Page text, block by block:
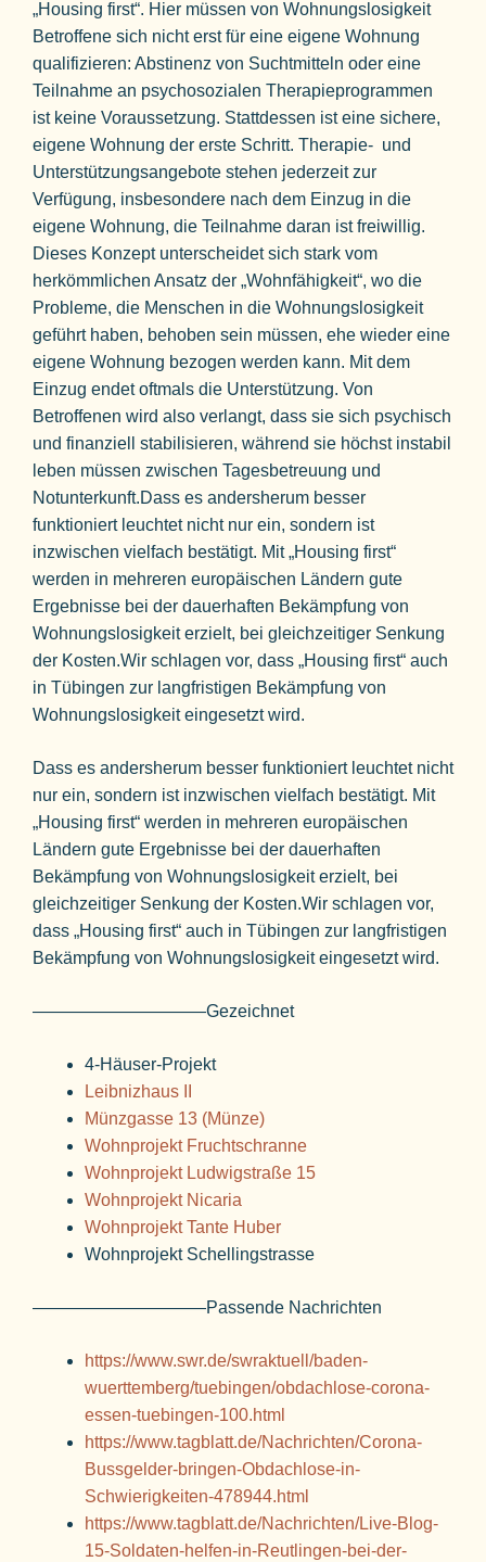
„Housing first“. Hier müssen von Wohnungslosigkeit
Betroffene sich nicht erst für eine eigene Wohnung
qualifizieren: Abstinenz von Suchtmitteln oder eine
Teilnahme an psychosozialen Therapieprogrammen
ist keine Voraussetzung. Stattdessen ist eine sichere,
eigene Wohnung der erste Schritt. Therapie- und
Unterstützungsangebote stehen jederzeit zur
Verfügung, insbesondere nach dem Einzug in die
eigene Wohnung, die Teilnahme daran ist freiwillig.
Dieses Konzept unterscheidet sich stark vom
herkömmlichen Ansatz der „Wohnfähigkeit“, wo die
Probleme, die Menschen in die Wohnungslosigkeit
geführt haben, behoben sein müssen, ehe wieder eine
eigene Wohnung bezogen werden kann. Mit dem
Einzug endet oftmals die Unterstützung. Von
Betroffenen wird also verlangt, dass sie sich psychisch
und finanziell stabilisieren, während sie höchst instabil
leben müssen zwischen Tagesbetreuung und
Notunterkunft.Dass es andersherum besser
funktioniert leuchtet nicht nur ein, sondern ist
inzwischen vielfach bestätigt. Mit „Housing first“
werden in mehreren europäischen Ländern gute
Ergebnisse bei der dauerhaften Bekämpfung von
Wohnungslosigkeit erzielt, bei gleichzeitiger Senkung
der Kosten.Wir schlagen vor, dass „Housing first“ auch
in Tübingen zur langfristigen Bekämpfung von
Wohnungslosigkeit eingesetzt wird.
Dass es andersherum besser funktioniert leuchtet nicht
nur ein, sondern ist inzwischen vielfach bestätigt. Mit
„Housing first“ werden in mehreren europäischen
Ländern gute Ergebnisse bei der dauerhaften
Bekämpfung von Wohnungslosigkeit erzielt, bei
gleichzeitiger Senkung der Kosten.Wir schlagen vor,
dass „Housing first“ auch in Tübingen zur langfristigen
Bekämpfung von Wohnungslosigkeit eingesetzt wird.
——————————Gezeichnet
4-Häuser-Projekt
Leibnizhaus II
Münzgasse 13 (Münze)
Wohnprojekt Fruchtschranne
Wohnprojekt Ludwigstraße 15
Wohnprojekt Nicaria
Wohnprojekt Tante Huber
Wohnprojekt Schellingstrasse
——————————Passende Nachrichten
https://www.swr.de/swraktuell/baden-
wuerttemberg/tuebingen/obdachlose-corona-
essen-tuebingen-100.html
https://www.tagblatt.de/Nachrichten/Corona-
Bussgelder-bringen-Obdachlose-in-
Schwierigkeiten-478944.html
https://www.tagblatt.de/Nachrichten/Live-Blog-
15-Soldaten-helfen-in-Reutlingen-bei-der-